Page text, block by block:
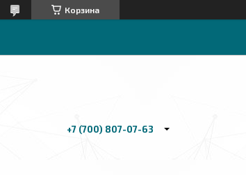
Корзина
+7 (700) 807-07-63